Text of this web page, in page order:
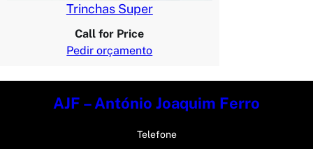
Trinchas Super
Call for Price
Pedir orçamento
AJF – António Joaquim Ferro
Telefone